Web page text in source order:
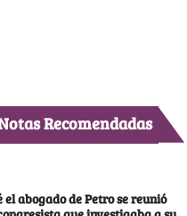
Recomendadas
el abogado de Petro se reunió